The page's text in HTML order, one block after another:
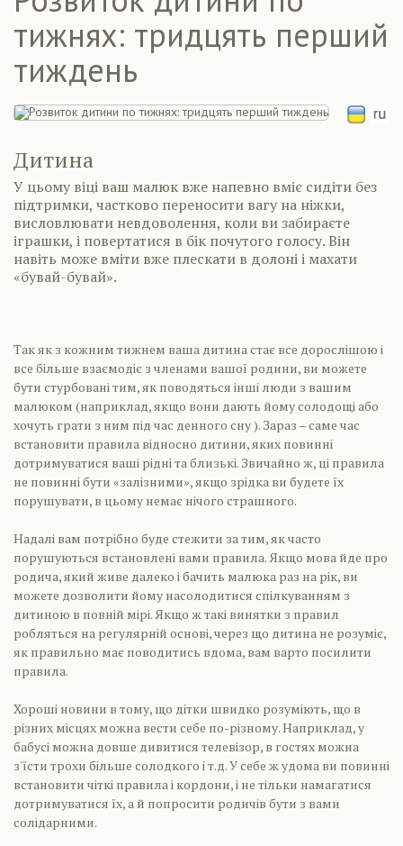
тижнях: тридцять перший
тиждень
Дитина
У цьому віці ваш малюк вже напевно вміє сидіти без
підтримки, частково переносити вагу на ніжки,
висловлювати невдоволення, коли ви забираєте
іграшки, і повертатися в бік почутого голосу. Він
навіть може вміти вже плескати в долоні і махати
«бувай-бувай».
Так як з кожним тижнем ваша дитина стає все дорослішою і
все більше взаємодіє з членами вашої родини, ви можете
бути стурбовані тим, як поводяться інші люди з вашим
малюком (наприклад, якщо вони дають йому солодощі або
хочуть грати з ним під час денного сну ). Зараз – саме час
встановити правила відносно дитини, яких повинні
дотримуватися ваші рідні та близькі. Звичайно ж, ці правила
не повинні бути «залізними», якщо зрідка ви будете їх
порушувати, в цьому немає нічого страшного.
Надалі вам потрібно буде стежити за тим, як часто
порушуються встановлені вами правила. Якщо мова йде про
родича, який живе далеко і бачить малюка раз на рік, ви
можете дозволити йому насолодитися спілкуванням з
дитиною в повній мірі. Якщо ж такі винятки з правил
робляться на регулярній основі, через що дитина не розуміє,
як правильно має поводитись вдома, вам варто посилити
правила.
Хороші новини в тому, що дітки швидко розуміють, що в
різних місцях можна вести себе по-різному. Наприклад, у
бабусі можна довше дивитися телевізор, в гостях можна
з'їсти трохи більше солодкого і т.д. У себе ж удома ви повинні
встановити чіткі правила і кордони, і не тільки намагатися
дотримуватися їх, а й попросити родичів бути з вами
солідарними.